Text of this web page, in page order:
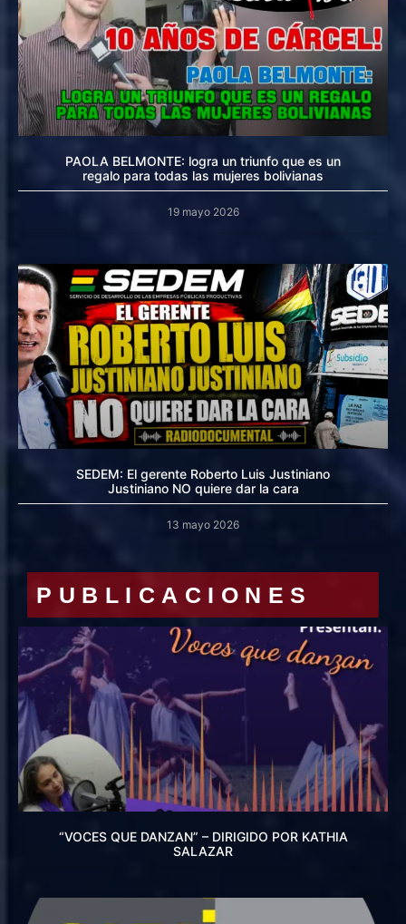
PAOLA BELMONTE: logra un triunfo que es un
regalo para todas las mujeres bolivianas
19 mayo 2026
SEDEM: El gerente Roberto Luis Justiniano
Justiniano NO quiere dar la cara
13 mayo 2026
PUBLICACIONES
“VOCES QUE DANZAN” – DIRIGIDO POR KATHIA
SALAZAR